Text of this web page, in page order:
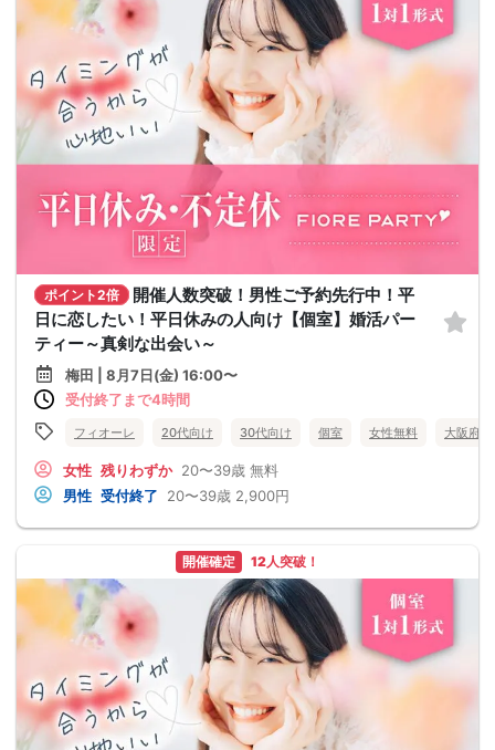
ポイント2倍
開催人数突破！男性ご予約先行中！平
日に恋したい！平日休みの人向け【個室】婚活パー
ティー～真剣な出会い～
梅田 | 8月7日(金) 16:00〜
受付終了まで4時間
フィオーレ 20代向け 30代向け 個室 女性無料 大阪府
女性 残りわずか 20〜39歳 無料
男性 受付終了 20〜39歳 2,900円
開催確定 12人突破！